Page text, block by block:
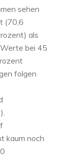
sehen
(70,6
als
bei 45
folgen
kaum noch